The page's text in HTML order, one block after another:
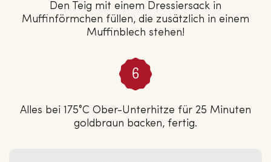
Den Teig mit einem Dressiersack in
Muffinförmchen füllen, die zusätzlich in einem
Muffinblech stehen!
Alles bei 175°C Ober-Unterhitze für 25 Minuten
goldbraun backen, fertig.